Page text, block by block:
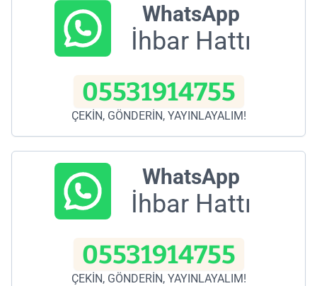
WhatsApp
İhbar Hattı
05531914755
ÇEKİN, GÖNDERİN, YAYINLAYALIM!
WhatsApp
İhbar Hattı
05531914755
ÇEKİN, GÖNDERİN, YAYINLAYALIM!